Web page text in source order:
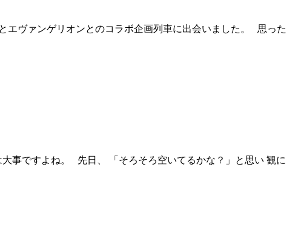
エヴァンゲリオンとのコラボ企画列車に出会いました。 思った
事ですよね。 先日、 「そろそろ空いてるかな？」と思い 観に